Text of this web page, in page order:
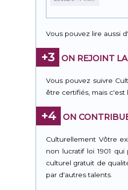
Vous pouvez lire aussi
+3 ON REJOINT
Vous pouvez suivre
être certifiés, mais c'est
+4 ON
Culturellement Vôtre
non lucratif loi 1901
culturel gratuit de
par d'autres talents.